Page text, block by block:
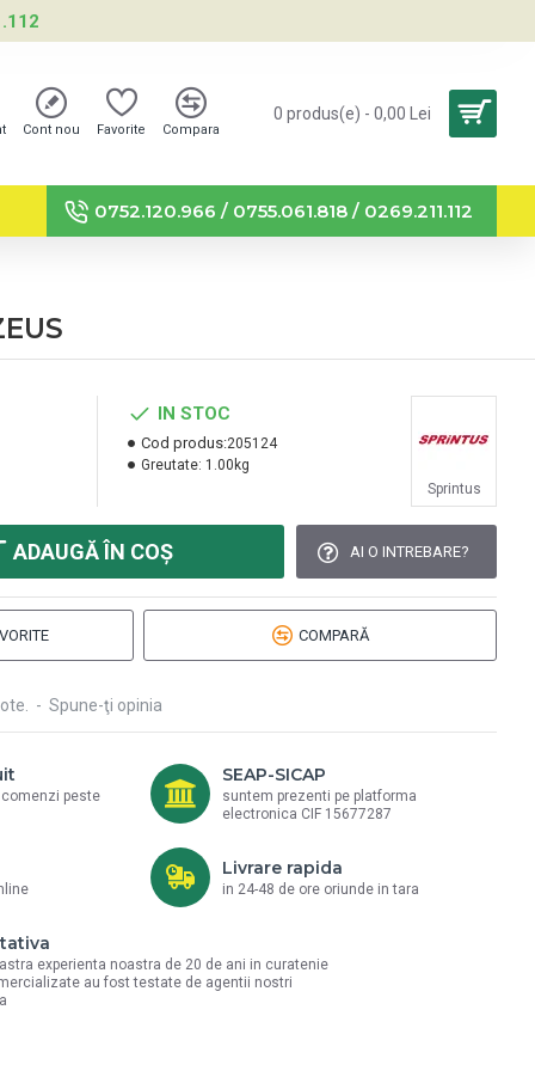
Cont nou Favorite Compara
0 produs(e) - 0,00 Lei
0752.120.966 / 0755.061.818 / 0269.211.112
- Spune-ţi opinia
IN STOC
Cod produs:205124
Greutate: 1.00kg
Sprintus
ADAUGĂ ÎN COŞ AI O INTREBARE?
COMPARĂ
peste
SEAP-SICAP
suntem prezenti pe platforma
electronica CIF 15677287
Livrare rapida
in 24-48 de ore oriunde in tara
experienta noastra de 20 de ani in curatenie
au fost testate de agentii nostri